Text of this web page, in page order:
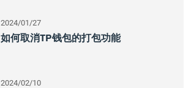
2024/01/27
如何取消TP钱包的打包功能
2024/02/10